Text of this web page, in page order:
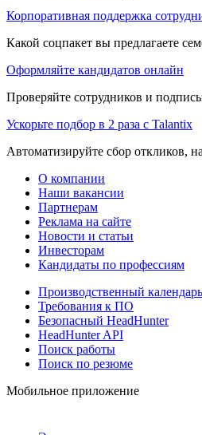
Корпоративная поддержка
Какой соцпакет вы предлагаете
Оформляйте кандидатов онлайн
Проверяйте сотрудников и
Ускорьте подбор в 2 раза с Talantix
Автоматизируйте сбор откликов,
О компании
Наши вакансии
Партнерам
Реклама на сайте
Новости и статьи
Инвесторам
Кандидаты по профессиям
Производственный календарь
Требования к ПО
Безопасный HeadHunter
HeadHunter API
Поиск работы
Поиск по резюме
Мобильное приложение